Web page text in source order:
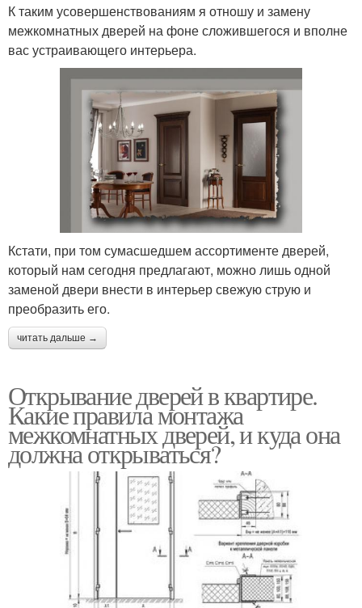
К таким усовершенствованиям я отношу и замену
межкомнатных дверей на фоне сложившегося и вполне
вас устраивающего интерьера.
Кстати, при том сумасшедшем ассортименте дверей,
который нам сегодня предлагают, можно лишь одной
заменой двери внести в интерьер свежую струю и
преобразить его.
читать дальше →
Открывание дверей в квартире.
Какие правила монтажа
межкомнатных дверей, и куда она
должна открываться?